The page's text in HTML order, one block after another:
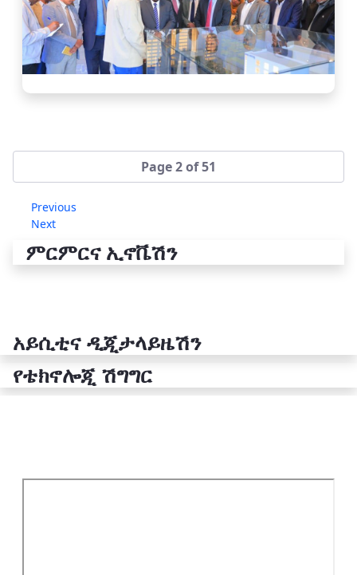
Page 2 of 51
Previous
Next
ምርምርና ኢኖቬሽን
አይሲቲና ዲጂታላይዜሽን
የቴክኖሎጂ ሽግግር